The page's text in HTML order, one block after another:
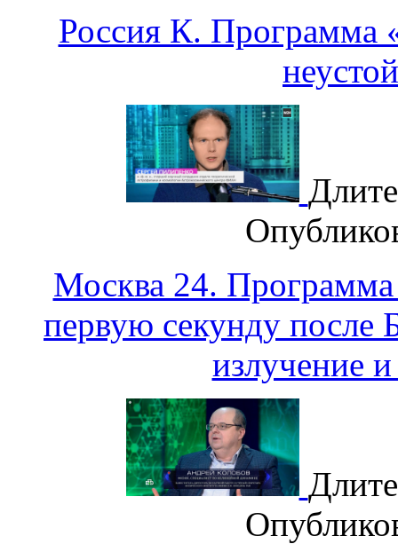
Россия К. Программа
Москва 24.
первую секунду после
излучение